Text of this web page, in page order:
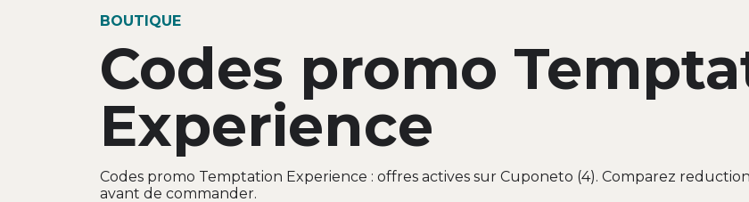
BOUTIQUE
Codes promo
Experience
Codes promo Temptation Experience : offres actives sur Cuponeto (4). Comparez
avant de commander.